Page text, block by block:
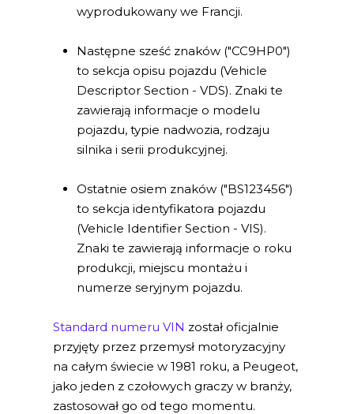
wyprodukowany we Francji.
Następne sześć znaków ("CC9HP0")
to sekcja opisu pojazdu (Vehicle
Descriptor Section - VDS). Znaki te
zawierają informacje o modelu
pojazdu, typie nadwozia, rodzaju
silnika i serii produkcyjnej.
Ostatnie osiem znaków ("BS123456")
to sekcja identyfikatora pojazdu
(Vehicle Identifier Section - VIS).
Znaki te zawierają informacje o roku
produkcji, miejscu montażu i
numerze seryjnym pojazdu.
Standard numeru VIN został oficjalnie
przyjęty przez przemysł motoryzacyjny
na całym świecie w 1981 roku, a Peugeot,
jako jeden z czołowych graczy w branży,
zastosował go od tego momentu.